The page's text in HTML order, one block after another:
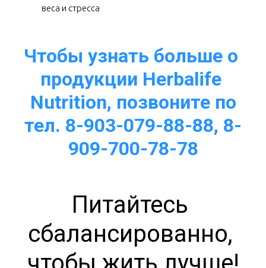
веса и стресса
Чтобы узнать больше о
продукции Herbalife
Nutrition, позвоните по
тел. 8-903-079-88-88, 8-
909-700-78-78
Питайтесь
сбалансированно,